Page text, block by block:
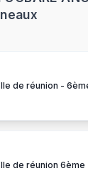
de réunion -
de réunion 6ème